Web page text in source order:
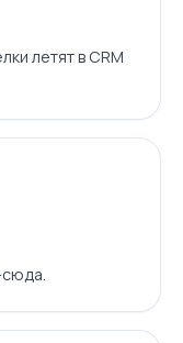
летят в CRM